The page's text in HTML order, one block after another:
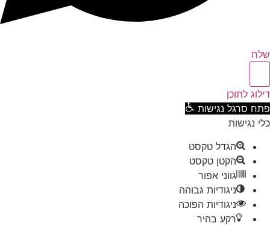
לתוכן
סרגל נגישות
נגישות
הגדל טקסט
הקטן טקסט
גווני אפור
ניגודיות גבוהה
ניגודיות הפוכה
רקע בהיר